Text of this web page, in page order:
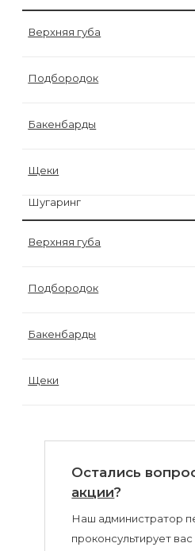
кожей
после
воском
сахаром
Виды
воска
для
депиляции
Эпиляция
депиляция?
Верхняя губа
Подбородок
Бакенбарды
Щеки
Шугаринг
Верхняя губа
Подбородок
Бакенбарды
Щеки
Остались
акции?
Наш администратор
проконсультирует